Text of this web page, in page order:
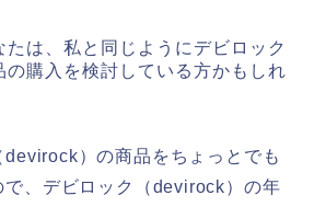
たは、私と同じようにデビロック
の購入を検討している方かもしれ
devirock）の商品をちょっとでも
で、デビロック（devirock）の年